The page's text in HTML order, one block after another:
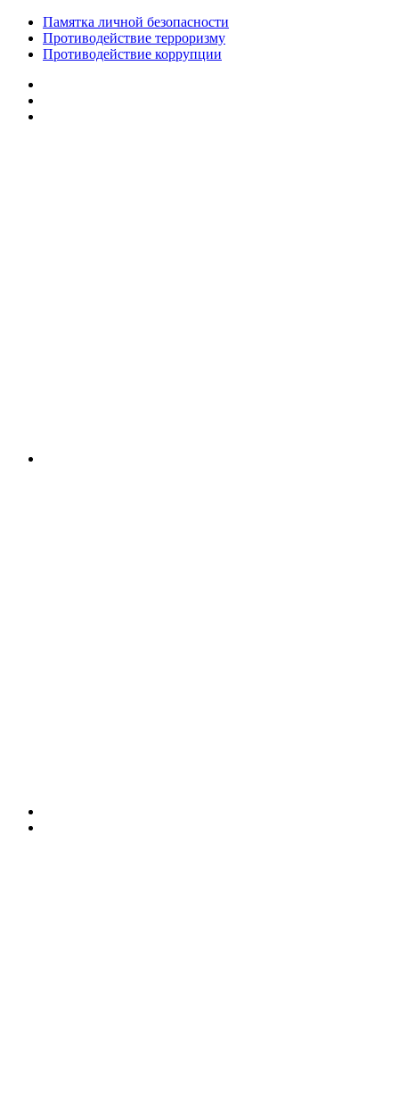
Памятка личной безопасности
Противодействие терроризму
Противодействие коррупции